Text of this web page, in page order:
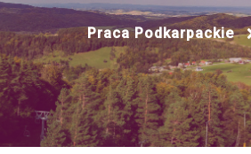
Praca Podkarpackie